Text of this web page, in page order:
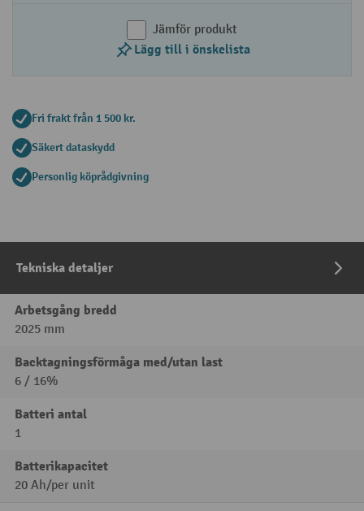
Jämför produkt
Lägg till i önskelista
Fri frakt från 1 500 kr.
Säkert dataskydd
Personlig köprådgivning
Tekniska detaljer
Arbetsgång bredd
2025 mm
Backtagningsförmåga med/utan last
6 / 16%
Batteri antal
1
Batterikapacitet
20 Ah/per unit